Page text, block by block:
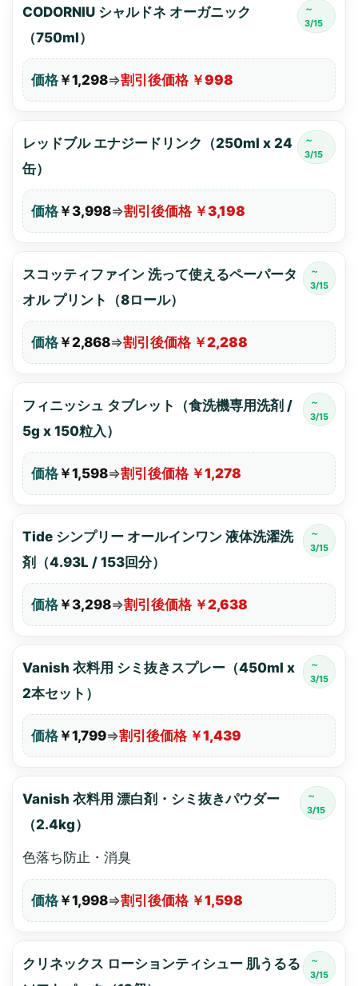
CODORNIU シャルドネ オーガニック
（750ml）
～
3/15
価格 ￥1,298⇒割引後価格 ￥998
レッドブル エナジードリンク（250ml x 24
缶）
～
3/15
価格 ￥3,998⇒割引後価格 ￥3,198
スコッティファイン 洗って使えるペーパータ
オル プリント（8ロール）
～
3/15
価格 ￥2,868⇒割引後価格 ￥2,288
フィニッシュ タブレット（食洗機専用洗剤 /
5g x 150粒入）
～
3/15
価格 ￥1,598⇒割引後価格 ￥1,278
Tide シンプリー オールインワン 液体洗濯洗
剤（4.93L / 153回分）
～
3/15
価格 ￥3,298⇒割引後価格 ￥2,638
Vanish 衣料用 シミ抜きスプレー（450ml x
2本セット）
～
3/15
価格 ￥1,799⇒割引後価格 ￥1,439
Vanish 衣料用 漂白剤・シミ抜きパウダー
（2.4kg）
～
3/15
色落ち防止・消臭
価格 ￥1,998⇒割引後価格 ￥1,598
クリネックス ローションティシュー 肌うるる
～
3/15